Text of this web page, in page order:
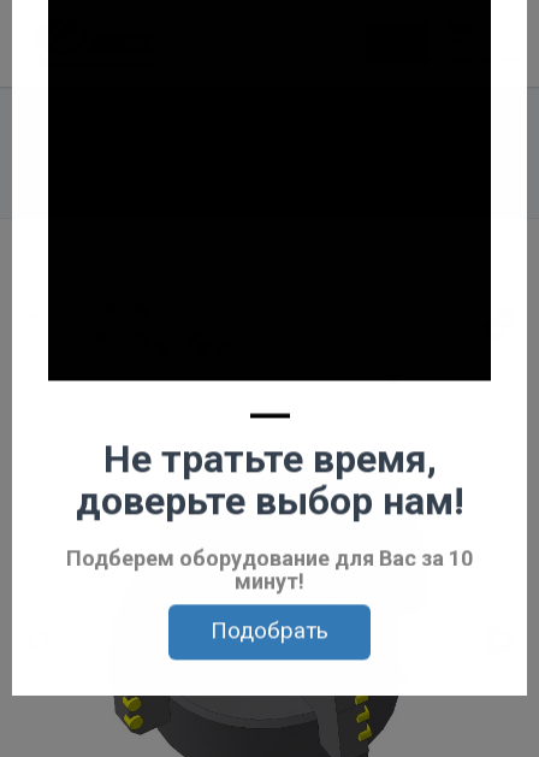
—
Не тратьте время,
доверьте выбор нам!
Подберем оборудование для Вас за 10
минут!
Подобрать